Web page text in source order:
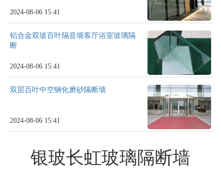
2024-08-06 15:41
铝合金双玻百叶隔音墙客厅浴室玻璃隔
断
2024-08-06 15:41
双层百叶中空钢化磨砂隔断墙
2024-08-06 15:41
银玻长虹玻璃隔断墙